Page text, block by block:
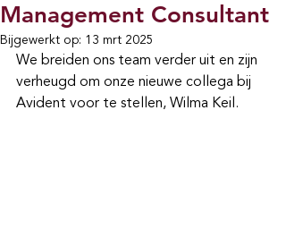
Management Consultant
Bijgewerkt op: 13 mrt 2025
We breiden ons team verder uit en zijn
verheugd om onze nieuwe collega bij
Avident voor te stellen, Wilma Keil.